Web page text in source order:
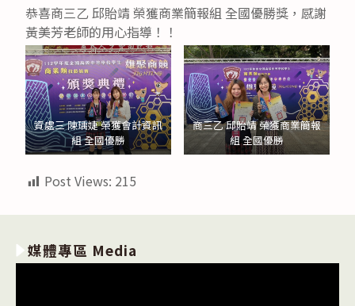
恭喜商三乙 邱貽靖 榮獲商業簡報組 全國優勝獎，感謝
黃美芳老師的用心指導！！
資處三 陳瑀婕 榮獲會計資訊
組 全國優勝
商三乙 邱貽靖 榮獲商業簡報
組 全國優勝
Post Views: 215
媒體專區 Media